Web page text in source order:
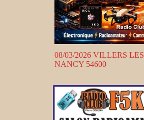
08/03/2026 VILLERS LES
NANCY 54600